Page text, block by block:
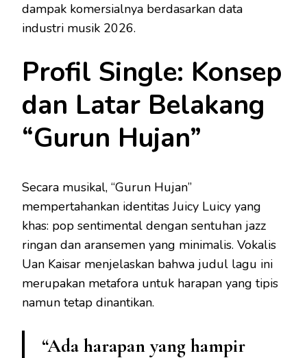
dampak komersialnya berdasarkan data
industri musik 2026.
Profil Single: Konsep
dan Latar Belakang
“Gurun Hujan”
Secara musikal, “Gurun Hujan”
mempertahankan identitas Juicy Luicy yang
khas: pop sentimental dengan sentuhan jazz
ringan dan aransemen yang minimalis. Vokalis
Uan Kaisar menjelaskan bahwa judul lagu ini
merupakan metafora untuk harapan yang tipis
namun tetap dinantikan.
“Ada harapan yang hampir